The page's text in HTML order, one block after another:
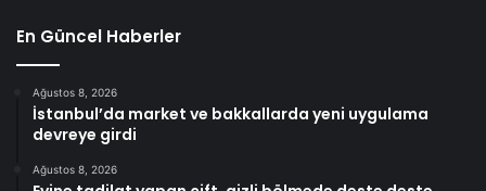
En Güncel Haberler
Ağustos 8, 2026
İstanbul’da market ve bakkallarda yeni uygulama
devreye girdi
Ağustos 8, 2026